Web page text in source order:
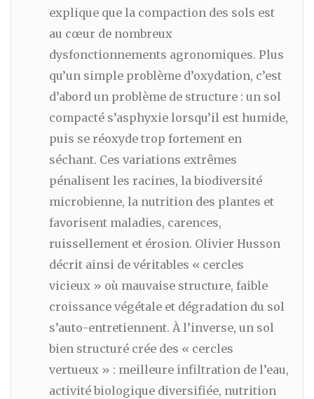
explique que la compaction des sols est
au cœur de nombreux
dysfonctionnements agronomiques. Plus
qu’un simple problème d’oxydation, c’est
d’abord un problème de structure : un sol
compacté s’asphyxie lorsqu’il est humide,
puis se réoxyde trop fortement en
séchant. Ces variations extrêmes
pénalisent les racines, la biodiversité
microbienne, la nutrition des plantes et
favorisent maladies, carences,
ruissellement et érosion. Olivier Husson
décrit ainsi de véritables « cercles
vicieux » où mauvaise structure, faible
croissance végétale et dégradation du sol
s’auto-entretiennent. À l’inverse, un sol
bien structuré crée des « cercles
vertueux » : meilleure infiltration de l’eau,
activité biologique diversifiée, nutrition